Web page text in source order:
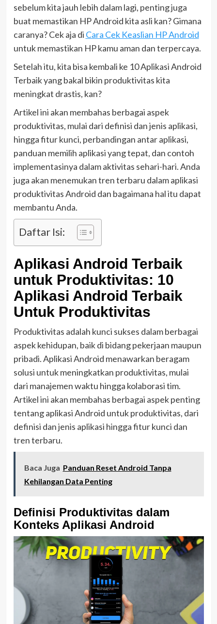
sebelum kita jauh lebih dalam lagi, penting juga
buat memastikan HP Android kita asli kan? Gimana
caranya? Cek aja di Cara Cek Keaslian HP Android
untuk memastikan HP kamu aman dan terpercaya.
Setelah itu, kita bisa kembali ke 10 Aplikasi Android
Terbaik yang bakal bikin produktivitas kita
meningkat drastis, kan?
Artikel ini akan membahas berbagai aspek
produktivitas, mulai dari definisi dan jenis aplikasi,
hingga fitur kunci, perbandingan antar aplikasi,
panduan memilih aplikasi yang tepat, dan contoh
implementasinya dalam aktivitas sehari-hari. Anda
juga akan menemukan tren terbaru dalam aplikasi
produktivitas Android dan bagaimana hal itu dapat
membantu Anda.
Daftar Isi:
Aplikasi Android Terbaik
untuk Produktivitas: 10
Aplikasi Android Terbaik
Untuk Produktivitas
Produktivitas adalah kunci sukses dalam berbagai
aspek kehidupan, baik di bidang pekerjaan maupun
pribadi. Aplikasi Android menawarkan beragam
solusi untuk meningkatkan produktivitas, mulai
dari manajemen waktu hingga kolaborasi tim.
Artikel ini akan membahas berbagai aspek penting
tentang aplikasi Android untuk produktivitas, dari
definisi dan jenis aplikasi hingga fitur kunci dan
tren terbaru.
Baca Juga Panduan Reset Android Tanpa
Kehilangan Data Penting
Definisi Produktivitas dalam
Konteks Aplikasi Android